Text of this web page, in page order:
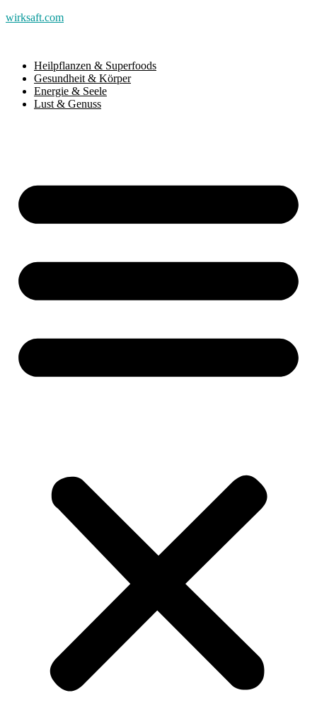
wirksaft.com
Heilpflanzen & Superfoods
Gesundheit & Körper
Energie & Seele
Lust & Genuss